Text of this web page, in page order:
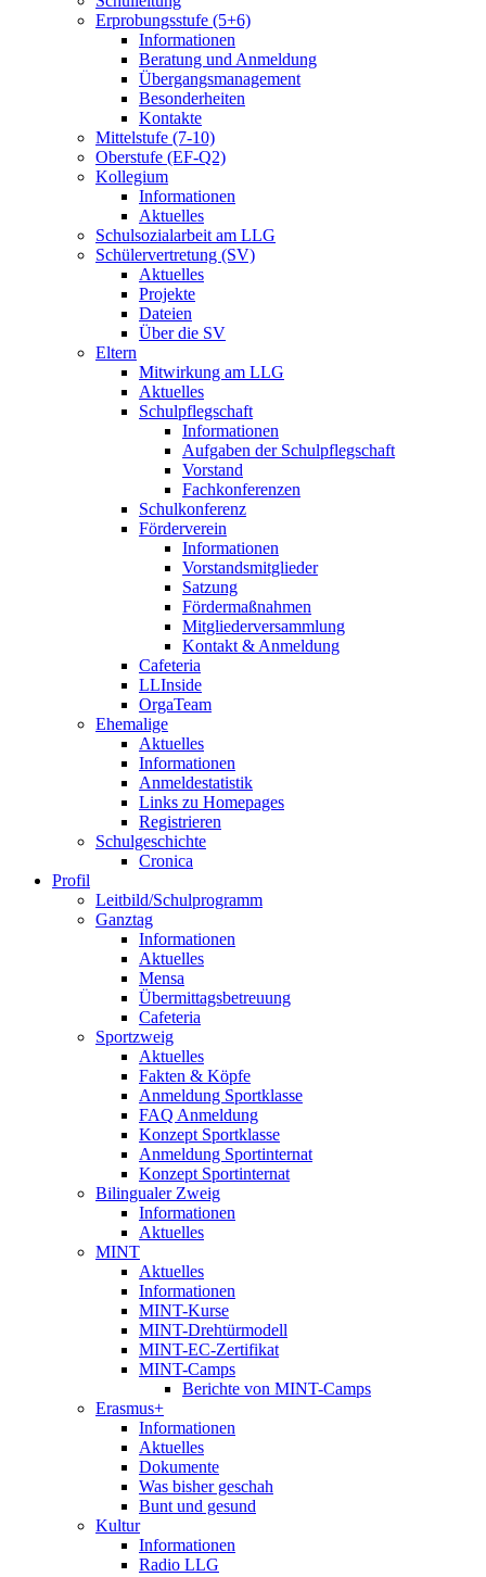
Erprobungsstufe (5+6)
Informationen
Beratung und Anmeldung
Übergangsmanagement
Besonderheiten
Kontakte
Mittelstufe (7-10)
Oberstufe (EF-Q2)
Kollegium
Informationen
Aktuelles
Schulsozialarbeit am LLG
Schülervertretung (SV)
Aktuelles
Projekte
Dateien
Über die SV
Eltern
Mitwirkung am LLG
Aktuelles
Schulpflegschaft
Informationen
Aufgaben der Schulpflegschaft
Vorstand
Fachkonferenzen
Schulkonferenz
Förderverein
Informationen
Vorstandsmitglieder
Satzung
Fördermaßnahmen
Mitgliederversammlung
Kontakt & Anmeldung
Cafeteria
LLInside
OrgaTeam
Ehemalige
Aktuelles
Informationen
Anmeldestatistik
Links zu Homepages
Registrieren
Schulgeschichte
Cronica
Profil
Leitbild/Schulprogramm
Ganztag
Informationen
Aktuelles
Mensa
Übermittagsbetreuung
Cafeteria
Sportzweig
Aktuelles
Fakten & Köpfe
Anmeldung Sportklasse
FAQ Anmeldung
Konzept Sportklasse
Anmeldung Sportinternat
Konzept Sportinternat
Bilingualer Zweig
Informationen
Aktuelles
MINT
Aktuelles
Informationen
MINT-Kurse
MINT-Drehtürmodell
MINT-EC-Zertifikat
MINT-Camps
Berichte von MINT-Camps
Erasmus+
Informationen
Aktuelles
Dokumente
Was bisher geschah
Bunt und gesund
Kultur
Informationen
Radio LLG